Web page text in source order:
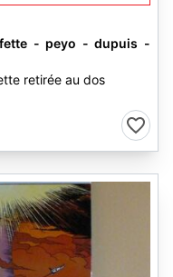
- peyo - dupuis -
retirée au dos